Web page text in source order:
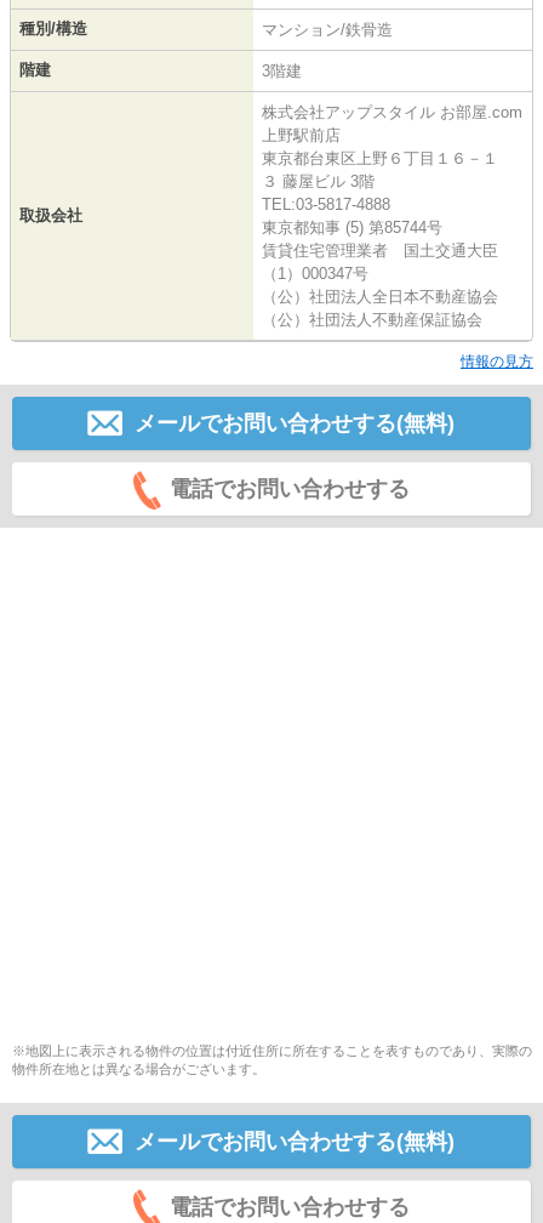
種別/構造 マンション/鉄骨造
階建 3階建
取扱会社
株式会社アップスタイル お部屋.com
上野駅前店
東京都台東区上野６丁目１６－１
３ 藤屋ビル 3階
TEL:03-5817-4888
東京都知事 (5) 第85744号
賃貸住宅管理業者 国土交通大臣
（1）000347号
（公）社団法人全日本不動産協会
（公）社団法人不動産保証協会
情報の見方
メールでお問い合わせする(無料)
電話でお問い合わせする
※地図上に表示される物件の位置は付近住所に所在することを表すものであり、実際の
物件所在地とは異なる場合がございます。
メールでお問い合わせする(無料)
電話でお問い合わせする